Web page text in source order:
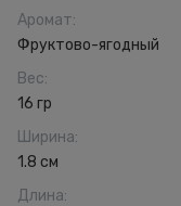
Аромат:
Фруктово-ягодный
Вес:
16 гр
Ширина:
1.8 см
Длина: